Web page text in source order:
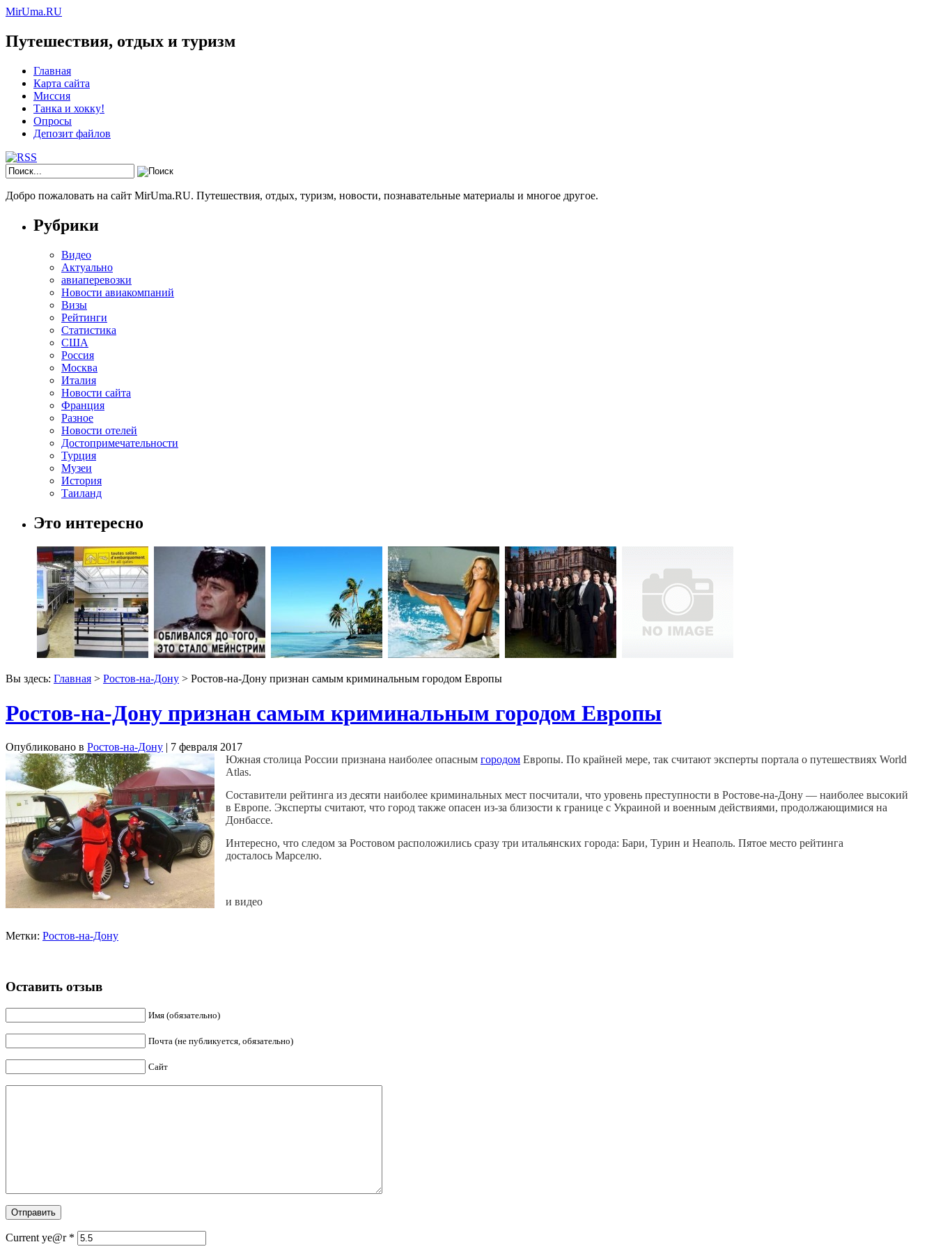
MirUma.RU
Путешествия, отдых и туризм
Главная
Карта сайта
Миссия
Танка и хокку!
Опросы
Депозит файлов
Добро пожаловать на сайт MirUma.RU. Путешествия, отдых, туризм, новости, познавательные материалы и многое другое.
Рубрики
Видео
Актуально
авиаперевозки
Новости авиакомпаний
Визы
Рейтинги
Статистика
США
Россия
Москва
Италия
Новости сайта
Франция
Разное
Новости отелей
Достопримечательности
Турция
Музеи
История
Таиланд
Это интересно
Вы здесь: Главная > Ростов-на-Дону > Ростов-на-Дону признан самым криминальным городом Европы
Ростов-на-Дону признан самым криминальным городом Европы
Опубликовано в Ростов-на-Дону | 7 февраля 2017
Южная столица России признана наиболее опасным городом Европы. По крайней мере, так считают эксперты портала о путешествиях World
Atlas.
Составители рейтинга из десяти наиболее криминальных мест посчитали, что уровень преступности в Ростове-на-Дону — наиболее высокий
в Европе. Эксперты считают, что город также опасен из-за близости к границе с Украиной и военным действиями, продолжающимися на
Донбассе.
Интересно, что следом за Ростовом расположились сразу три итальянских города: Бари, Турин и Неаполь. Пятое место рейтинга
досталось Марселю.
и видео
Метки: Ростов-на-Дону
Оставить отзыв
Имя (обязательно)
Почта (не публикуется, обязательно)
Сайт
Current ye@r *